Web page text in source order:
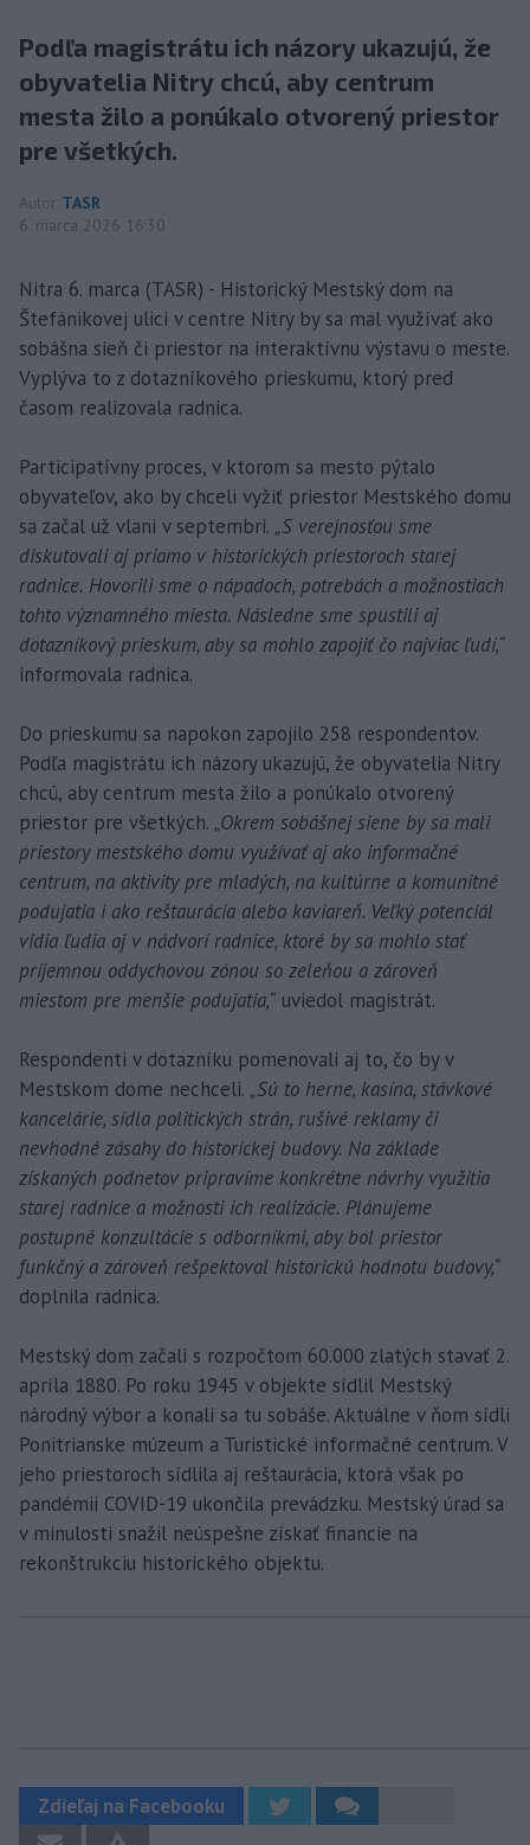
Podľa magistrátu ich názory ukazujú, že
obyvatelia Nitry chcú, aby centrum
mesta žilo a ponúkalo otvorený priestor
pre všetkých.
Autor TASR
6. marca 2026 16:30
Nitra 6. marca (TASR) - Historický Mestský dom na
Štefánikovej ulici v centre Nitry by sa mal využívať ako
sobášna sieň či priestor na interaktívnu výstavu o meste.
Vyplýva to z dotazníkového prieskumu, ktorý pred
časom realizovala radnica.
Participatívny proces, v ktorom sa mesto pýtalo
obyvateľov, ako by chceli vyžiť priestor Mestského domu
sa začal už vlani v septembri. „S verejnosťou sme
diskutovali aj priamo v historických priestoroch starej
radnice. Hovorili sme o nápadoch, potrebách a možnostiach
tohto významného miesta. Následne sme spustili aj
dotazníkový prieskum, aby sa mohlo zapojiť čo najviac ľudí,“
informovala radnica.
Do prieskumu sa napokon zapojilo 258 respondentov.
Podľa magistrátu ich názory ukazujú, že obyvatelia Nitry
chcú, aby centrum mesta žilo a ponúkalo otvorený
priestor pre všetkých. „Okrem sobášnej siene by sa mali
priestory mestského domu využívať aj ako informačné
centrum, na aktivity pre mladých, na kultúrne a komunitné
podujatia i ako reštaurácia alebo kaviareň. Veľký potenciál
vidia ľudia aj v nádvorí radnice, ktoré by sa mohlo stať
príjemnou oddychovou zónou so zeleňou a zároveň
miestom pre menšie podujatia,“ uviedol magistrát.
Respondenti v dotazníku pomenovali aj to, čo by v
Mestskom dome nechceli. „Sú to herne, kasína, stávkové
kancelárie, sídla politických strán, rušivé reklamy či
nevhodné zásahy do historickej budovy. Na základe
získaných podnetov pripravíme konkrétne návrhy využitia
starej radnice a možnosti ich realizácie. Plánujeme
postupné konzultácie s odborníkmi, aby bol priestor
funkčný a zároveň rešpektoval historickú hodnotu budovy,“
doplnila radnica.
Mestský dom začali s rozpočtom 60.000 zlatých stavať 2.
apríla 1880. Po roku 1945 v objekte sídlil Mestský
národný výbor a konali sa tu sobáše. Aktuálne v ňom sídli
Ponitrianske múzeum a Turistické informačné centrum. V
jeho priestoroch sídlila aj reštaurácia, ktorá však po
pandémii COVID-19 ukončila prevádzku. Mestský úrad sa
v minulosti snažil neúspešne získať financie na
rekonštrukciu historického objektu.
Zdieľaj na Facebooku